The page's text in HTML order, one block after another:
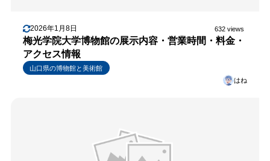
2026年1月8日 632 views
梅光学院大学博物館の展示内容・営業時間・料金・
アクセス情報
山口県の博物館と美術館
はね